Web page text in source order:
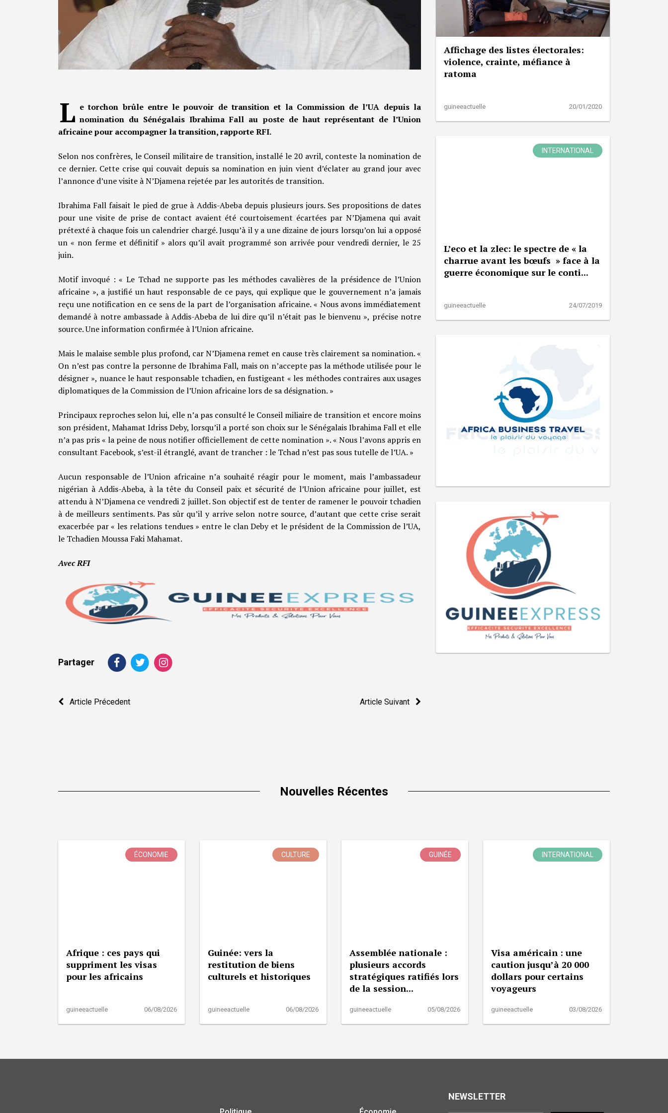
L e torchon brûle entre le pouvoir de transition et la Commission de l’UA depuis la
nomination du Sénégalais Ibrahima Fall au poste de haut représentant de l’Union
africaine pour accompagner la transition, rapporte RFI.
Selon nos confrères, le Conseil militaire de transition, installé le 20 avril, conteste la nomination de
ce dernier. Cette crise qui couvait depuis sa nomination en juin vient d’éclater au grand jour avec
l’annonce d’une visite à N’Djamena rejetée par les autorités de transition.
Ibrahima Fall faisait le pied de grue à Addis-Abeba depuis plusieurs jours. Ses propositions de dates
pour une visite de prise de contact avaient été courtoisement écartées par N’Djamena qui avait
prétexté à chaque fois un calendrier chargé. Jusqu’à il y a une dizaine de jours lorsqu’on lui a opposé
un « non ferme et définitif » alors qu’il avait programmé son arrivée pour vendredi dernier, le 25
juin.
Motif invoqué : « Le Tchad ne supporte pas les méthodes cavalières de la présidence de l’Union
africaine », a justifié un haut responsable de ce pays, qui explique que le gouvernement n’a jamais
reçu une notification en ce sens de la part de l’organisation africaine. « Nous avons immédiatement
demandé à notre ambassade à Addis-Abeba de lui dire qu’il n’était pas le bienvenu », précise notre
source. Une information confirmée à l’Union africaine.
Mais le malaise semble plus profond, car N’Djamena remet en cause très clairement sa nomination. «
On n’est pas contre la personne de Ibrahima Fall, mais on n’accepte pas la méthode utilisée pour le
désigner », nuance le haut responsable tchadien, en fustigeant « les méthodes contraires aux usages
diplomatiques de la Commission de l’Union africaine lors de sa désignation. »
Principaux reproches selon lui, elle n’a pas consulté le Conseil miliaire de transition et encore moins
son président, Mahamat Idriss Deby, lorsqu’il a porté son choix sur le Sénégalais Ibrahima Fall et elle
n’a pas pris « la peine de nous notifier officiellement de cette nomination ». « Nous l’avons appris en
consultant Facebook, s’est-il étranglé, avant de trancher : le Tchad n’est pas sous tutelle de l’UA. »
Aucun responsable de l’Union africaine n’a souhaité réagir pour le moment, mais l’ambassadeur
nigérian à Addis-Abeba, à la tête du Conseil paix et sécurité de l’Union africaine pour juillet, est
attendu à N’Djamena ce vendredi 2 juillet. Son objectif est de tenter de ramener le pouvoir tchadien
à de meilleurs sentiments. Pas sûr qu’il y arrive selon notre source, d’autant que cette crise serait
exacerbée par « les relations tendues » entre le clan Deby et le président de la Commission de l’UA,
le Tchadien Moussa Faki Mahamat.
Avec RFI
Partager
Navigation
Article Précedent Article Suivant
Affichage des listes électorales:
violence, crainte, méfiance à
ratoma
guineeactuelle 20/01/2020
INTERNATIONAL
L’eco et la zlec: le spectre de « la
charrue avant les bœufs » face à la
guerre économique sur le conti...
guineeactuelle 24/07/2019
Nouvelles Récentes
ÉCONOMIE
Afrique : ces pays qui
suppriment les visas
pour les africains
guineeactuelle 06/08/2026
CULTURE
Guinée: vers la
restitution de biens
culturels et historiques
guineeactuelle 06/08/2026
GUINÉE
Assemblée nationale :
plusieurs accords
stratégiques ratifiés lors
de la session...
guineeactuelle 05/08/2026
INTERNATIONAL
Visa américain : une
caution jusqu’à 20 000
dollars pour certains
voyageurs
guineeactuelle 03/08/2026
NEWSLETTER